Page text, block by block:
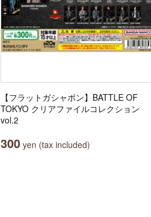
【フラットガシャポン】BATTLE OF
TOKYO クリアファイルコレクション
vol.2
300 yen (tax included)